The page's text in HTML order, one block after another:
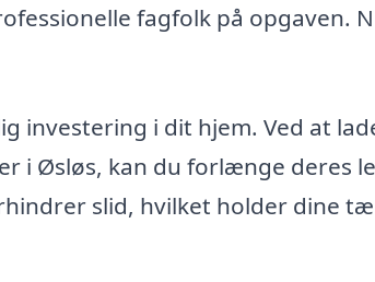
fagfolk på opgaven.
investering i dit hjem. Ved at
i Øsløs, kan du forlænge deres
slid, hvilket holder dine